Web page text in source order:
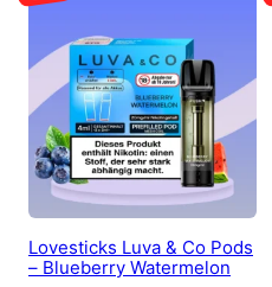
Lovesticks Luva & Co Pods
– Blueberry Watermelon